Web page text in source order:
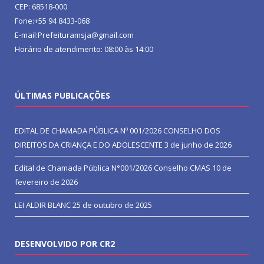
CEP: 68518-000
Fone:+55 94 8433-068
E-mail:Prefeituramsja@gmail.com
Horário de atendimento: 08:00 às 14:00
ÚLTIMAS PUBLICAÇÕES
EDITAL DE CHAMADA PÚBLICA Nº 001/2026 CONSELHO DOS
DIREITOS DA CRIANÇA E DO ADOLESCENTE 3 de junho de 2026
Edital de Chamada Pública N°001/2026 Conselho CMAS 10 de
fevereiro de 2026
LEI ALDIR BLANC25 de outubro de 2025
DESENVOLVIDO POR CR2